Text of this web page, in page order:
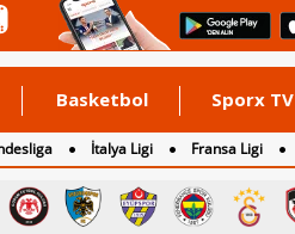
Basketbol Sporx TV
İtalya Ligi Fransa Ligi